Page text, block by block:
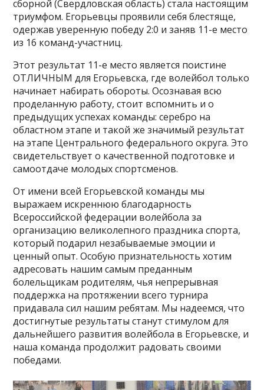
сборной (Свердловская область) стала настоящим
триумфом. Егорьевцы проявили себя блестяще,
одержав уверенную победу 2:0 и заняв 11-е место
из 16 команд-участниц.
Этот результат 11-е место является поистине
ОТЛИЧНЫМ для Егорьевска, где волейбол только
начинает набирать обороты. Осознавая всю
проделанную работу, стоит вспомнить и о
предыдущих успехах команды: серебро на
областном этапе и такой же значимый результат
на этапе Центрального федерального округа. Это
свидетельствует о качественной подготовке и
самоотдаче молодых спортсменов.
От имени всей Егорьевской команды мы
выражаем искреннюю благодарность
Всероссийской федерации волейбола за
организацию великолепного праздника спорта,
который подарил незабываемые эмоции и
ценный опыт. Особую признательность хотим
адресовать нашим самым преданным
болельщикам родителям, чья непрерывная
поддержка на протяжении всего турнира
придавала сил нашим ребятам. Мы надеемся, что
достигнутые результаты станут стимулом для
дальнейшего развития волейбола в Егорьевске, и
наша команда продолжит радовать своими
победами.